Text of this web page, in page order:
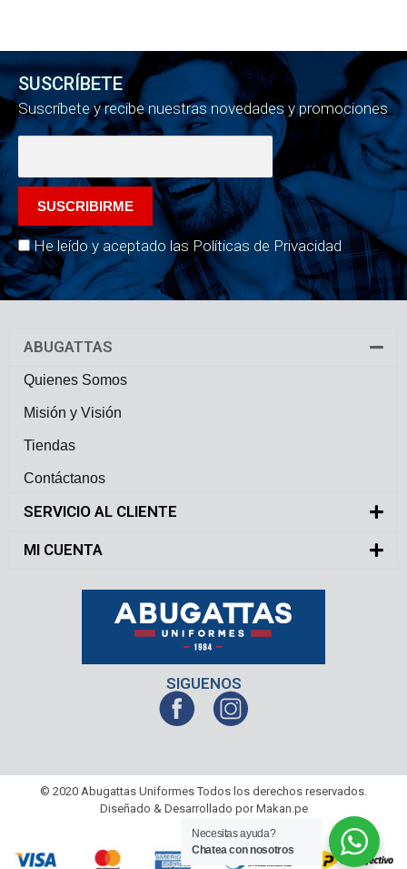
SUSCRÍBETE
Suscríbete y recibe nuestras novedades y promociones
He leído y aceptado las Políticas de Privacidad
ABUGATTAS
Quienes Somos
Misión y Visión
Tiendas
Contáctanos
SERVICIO AL CLIENTE
MI CUENTA
SIGUENOS
© 2020 Abugattas Uniformes Todos los derechos reservados.
Diseñado & Desarrollado por Makan.pe
Necesitas ayuda?
Chatea con nosotros